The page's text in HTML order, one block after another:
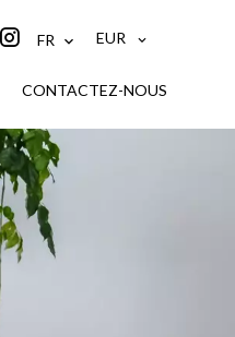
FR EUR
CONTACTEZ-NOUS